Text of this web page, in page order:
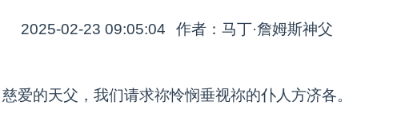
2025-02-23 09:05:04 作者：马丁·詹姆斯神父
慈爱的天父，我们请求祢怜悯垂视祢的仆人方济各。